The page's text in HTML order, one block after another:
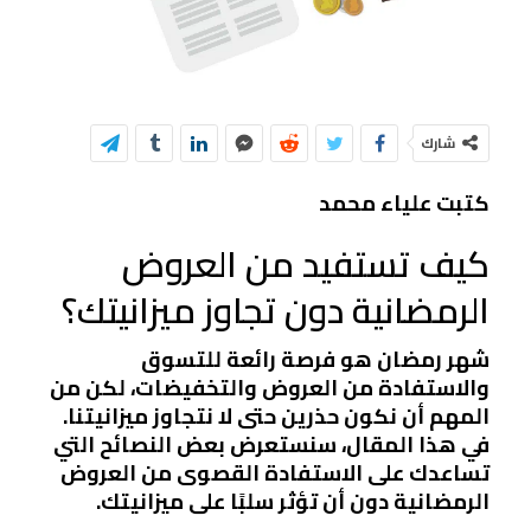
شارك
كتبت علياء محمد
كيف تستفيد من العروض
الرمضانية دون تجاوز ميزانيتك؟
شهر رمضان هو فرصة رائعة للتسوق
والاستفادة من العروض والتخفيضات، لكن من
المهم أن نكون حذرين حتى لا نتجاوز ميزانيتنا.
في هذا المقال، سنستعرض بعض النصائح التي
تساعدك على الاستفادة القصوى من العروض
الرمضانية دون أن تؤثر سلبًا على ميزانيتك.